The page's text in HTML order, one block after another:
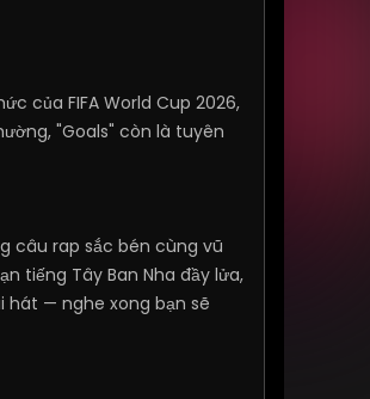
của FIFA World Cup 2026,
"Goals" còn là tuyên
câu rap sắc bén cùng vũ
tiếng Tây Ban Nha đầy lửa,
hát — nghe xong bạn sẽ